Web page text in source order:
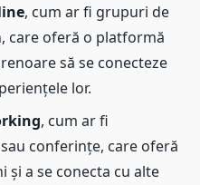
, cum ar fi grupuri de
care oferă o platformă
să se conecteze
lor.
, cum ar fi
conferințe, care oferă
a se conecta cu alte